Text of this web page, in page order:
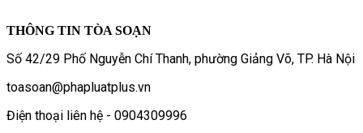
THÔNG TIN TÒA SOẠN
Số 42/29 Phố Nguyễn Chí Thanh, phường Giảng Võ, TP. Hà Nội
toasoan@phapluatplus.vn
Điện thoại liên hệ - 0904309996